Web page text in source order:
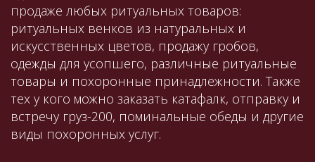
продаже любых ритуальных товаров:
ритуальных венков из натуральных и
искусственных цветов, продажу гробов,
одежды для усопшего, различные ритуальные
товары и похоронные принадлежности. Также
тех у кого можно заказать катафалк, отправку и
встречу груз-200, поминальные обеды и другие
виды похоронных услуг.